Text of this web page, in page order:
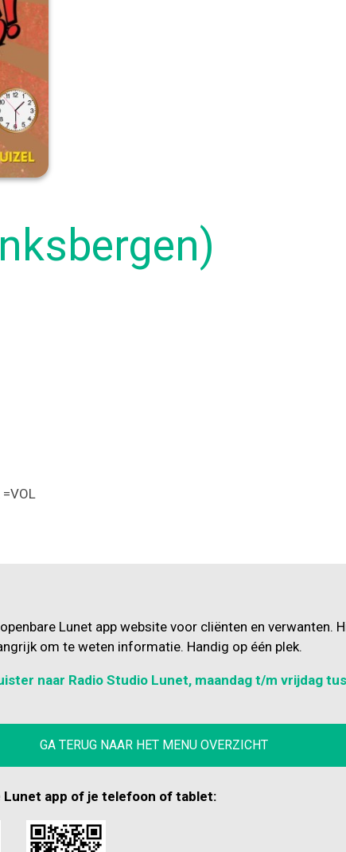
=VOL
Lunet app website voor cliënten en verwanten.
om te weten informatie. Handig op één plek.
naar Radio Studio Lunet, maandag t/m vrijdag
GA TERUG NAAR HET MENU OVERZICHT
Lunet app of je telefoon of tablet: